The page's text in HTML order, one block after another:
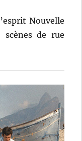
Nouvelle
scènes de rue